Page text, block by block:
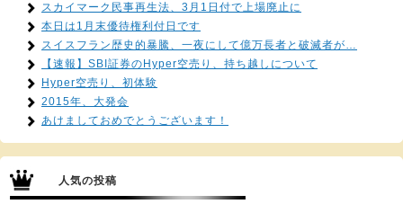
スカイマーク民事再生法、3月1日付で上場廃止に
本日は1月末優待権利付日です
スイスフラン歴史的暴騰、一夜にして億万長者と破滅者が…
【速報】SBI証券のHyper空売り、持ち越しについて
Hyper空売り、初体験
2015年、大発会
あけましておめでとうございます！
人気の投稿